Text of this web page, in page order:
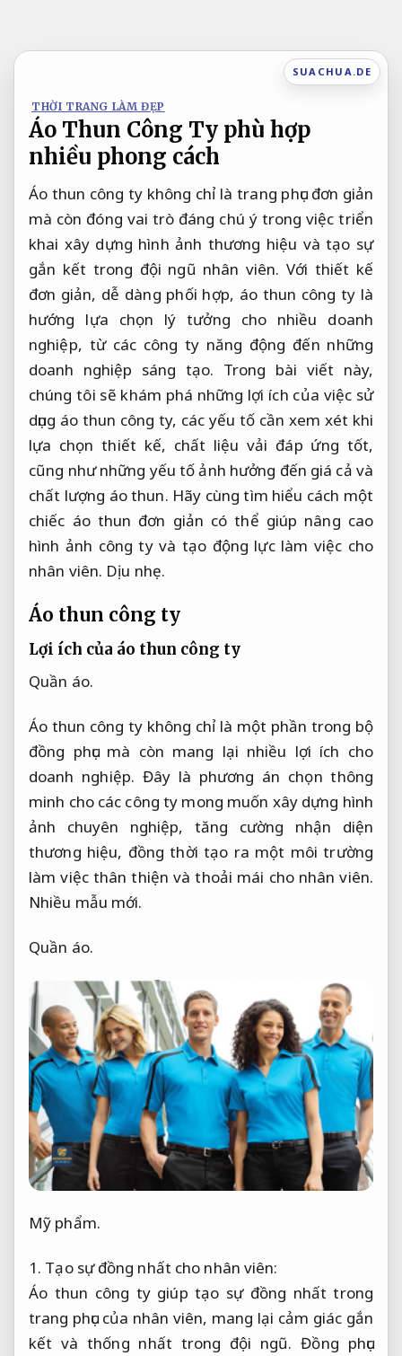
nội
SUACHUA.DE
THỜI TRANG LÀM ĐẸP
Áo Thun Công Ty phù hợp
nhiều phong cách
Áo thun công ty không chỉ là trang phục đơn giản
mà còn đóng vai trò đáng chú ý trong việc triển
khai xây dựng hình ảnh thương hiệu và tạo sự
gắn kết trong đội ngũ nhân viên. Với thiết kế
đơn giản, dễ dàng phối hợp, áo thun công ty là
hướng lựa chọn lý tưởng cho nhiều doanh
nghiệp, từ các công ty năng động đến những
doanh nghiệp sáng tạo. Trong bài viết này,
chúng tôi sẽ khám phá những lợi ích của việc sử
dụng áo thun công ty, các yếu tố cần xem xét khi
lựa chọn thiết kế, chất liệu vải đáp ứng tốt,
cũng như những yếu tố ảnh hưởng đến giá cả và
chất lượng áo thun. Hãy cùng tìm hiểu cách một
chiếc áo thun đơn giản có thể giúp nâng cao
hình ảnh công ty và tạo động lực làm việc cho
nhân viên. Dịu nhẹ.
Áo thun công ty
Lợi ích của áo thun công ty
Quần áo.
Áo thun công ty không chỉ là một phần trong bộ
đồng phục mà còn mang lại nhiều lợi ích cho
doanh nghiệp. Đây là phương án chọn thông
minh cho các công ty mong muốn xây dựng hình
ảnh chuyên nghiệp, tăng cường nhận diện
thương hiệu, đồng thời tạo ra một môi trường
làm việc thân thiện và thoải mái cho nhân viên.
Nhiều mẫu mới.
Quần áo.
Mỹ phẩm.
1. Tạo sự đồng nhất cho nhân viên:
Áo thun công ty giúp tạo sự đồng nhất trong
trang phục của nhân viên, mang lại cảm giác gắn
kết và thống nhất trong đội ngũ. Đồng phục